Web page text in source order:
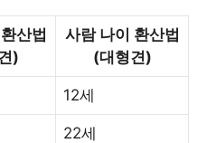
산법
)
사람 나이 환산법
(대형견)
12세
22세